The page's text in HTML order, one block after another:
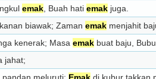
emak , Buah hati emak juga.
biawak; Zaman emak menjahit
kenerak; Masa emak buat baju,
jahat;